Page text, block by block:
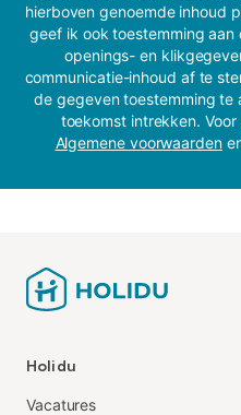
hierboven genoemde inhoud
geef ik ook toestemming aan
openings- en
communicatie-inhoud af te
de gegeven toestemming te
toekomst intrekken.
Algemene voorwaarden
Holidu
Vacatures